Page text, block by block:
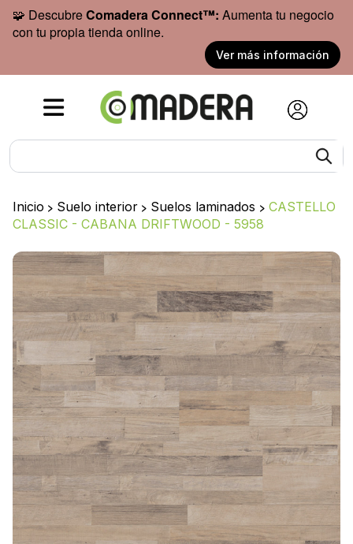
🧩 DescubreComadera Connect™: Aumenta tu negocio
con tu propia tienda online.
Ver más información
Inicio > Suelo interior > Suelos laminados > CASTELLO
CLASSIC - CABANA DRIFTWOOD - 5958